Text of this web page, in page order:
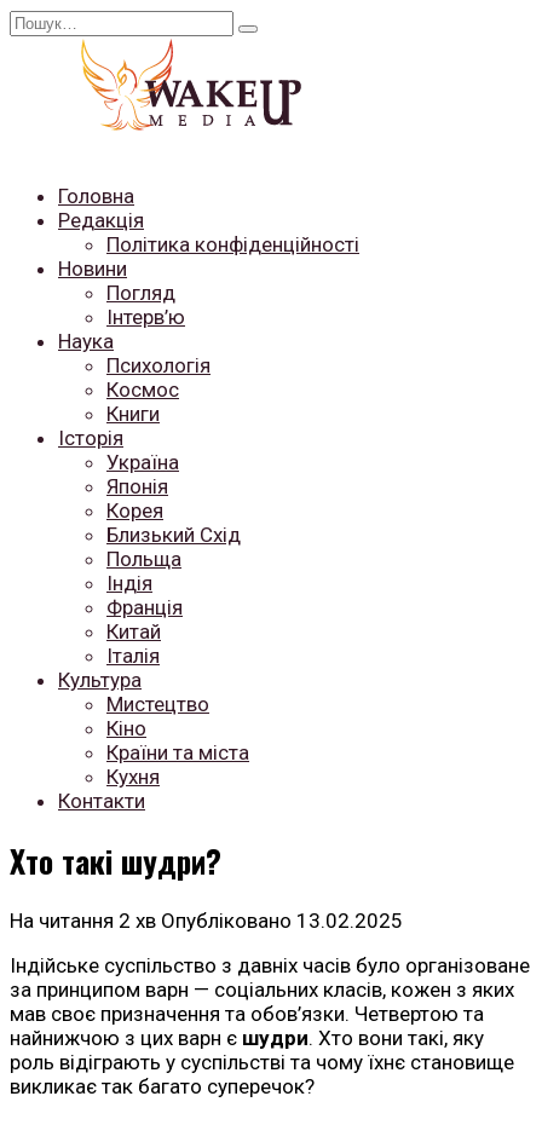
Перейти
Search
Головна
Редакція
Політика конфіденційності
Новини
Погляд
Інтерв’ю
Наука
Психологія
Космос
Книги
Історія
Україна
Японія
Корея
Близький Схід
Польща
Індія
Франція
Китай
Італія
Культура
Мистецтво
Кіно
Країни та міста
Кухня
Контакти
Хто такі шудри?
На читання 2 хв Опубліковано 13.02.2025
Індійське суспільство з давніх часів було організоване
за принципом варн — соціальних класів, кожен з яких
мав своє призначення та обов’язки. Четвертою та
найнижчою з цих варн є шудри. Хто вони такі, яку
роль відіграють у суспільстві та чому їхнє становище
викликає так багато суперечок?